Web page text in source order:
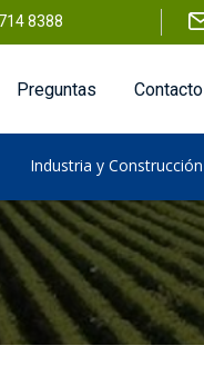
8388
Preguntas Contacto
Industria y Construcción